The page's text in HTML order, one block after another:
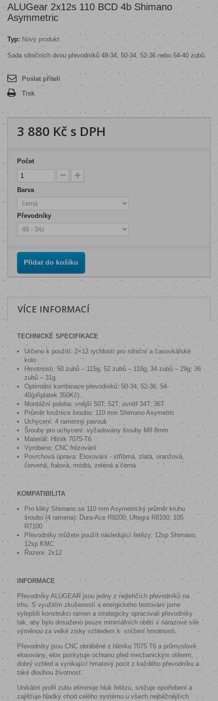
ALUGear 2x12s 110 BCD 4b Shimano
Asymmetric
Typ: Nový produkt
Sada silničních dvou převodníků 48-34, 50-34, 52-36 nebo 54-40 zubů.
Poslat příteli
Tisk
3 880 Kč s DPH
Počet
Barva
Převodníky
Přidat do košíku
VÍCE INFORMACÍ
TECHNICKÉ SPECIFIKACE
Určeno k použití: 2×12 rychlostí pro silniční a časovkářské
kolo
Hmotnosti: 50 zubů – 115g; 52 zubů – 118g; 34 zubů – 29g; 36
zubů – 31g
Optimální kombinace převodníků: 50-34; 52-36, 54-
40(příplatek 350Kč)
Montážní poloha: vnější 50T; 52T; uvnitř 34T; 36T
Průměr kružnice šroubu: 110 mm Shimano Asymetric
Uchycení: 4 ramenný pavouk
Šrouby pro uchycení: vyžadovány šrouby M8 8mm
Materiál: Hliník 7075-T6
Vyrobeno: CNC frézování
Povrchová úprava: Eloxování - stříbrná, zlatá, oranžová,
červená, fialová, modrá, zelená a černá
KOMPATIBILITA
Pro kliky Shimano se 110 mm Asymetrický průměr kruhu
šroubu (4 ramena): Dura-Ace R9200; Ultegra R8100; 105
R7100
Převodníky můžete použít následující řetězy: 12sp Shimano,
12sp KMC
Řazení: 2x12
INFORMACE
Převodníky ALUGEAR jsou jedny z nejlehčích převodníků na
trhu. S využitím zkušeností a energického testování jsme
vylepšili konstrukci ramen a strategicky opracovali převodníky
tak, aby bylo dosaženo pouze minimálních obětí v nárazové síle
výměnou za velké zisky vzhledem k snížení hmotnosti.
Převodníky jsou CNC obráběné z hliníku 7075 T6 a průmyslově
eloxovány, elox poskytuje ochranu před mechanickým otěrem,
dobrý vzhled a vynikající hmatový pocit z každého převodníku a
také dlouhou životnost.
Unikátní profil zubu eliminuje hluk řetězu, snižuje opotřebení a
zajišťuje hladký chod celého systému u všech nejběžnějších